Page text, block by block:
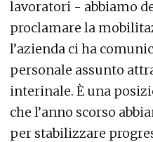
lavoratori - abbiamo
proclamare la
l’azienda ci ha
personale assunto
interinale. È una
che l’anno scorso
per stabilizzare